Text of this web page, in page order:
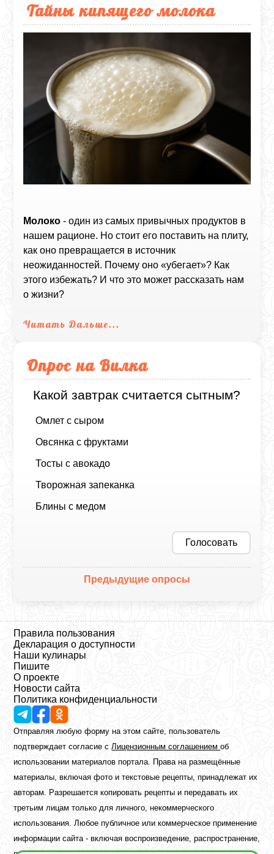
Тайны кипящего молока
Молоко - один из самых привычных продуктов в
нашем рационе. Но стоит его поставить на плиту,
как оно превращается в источник
неожиданностей. Почему оно «убегает»? Как
этого избежать? И что это может рассказать нам
о жизни?
Читать Дальше...
Опрос на Вилка
Какой завтрак считается сытным?
Омлет с сыром
Овсянка с фруктами
Тосты с авокадо
Творожная запеканка
Блины с медом
Голосовать
Предыдущие опросы
Правила пользования
Декларация о доступности
Наши кулинары
Пишите
О проекте
Новости сайта
Политика конфиденциальности
Отправляя любую форму на этом сайте, пользователь
подтверждает согласие сЛицензионным соглашениемоб
использовании материалов портала. Права на размещённые
материалы, включая фото и текстовые рецепты, принадлежат их
авторам. Разрешается копировать рецепты и передавать их
третьим лицам только для личного, некоммерческого
использования. Любое публичное или коммерческое применение
информации сайта - включая воспроизведение, распространение,